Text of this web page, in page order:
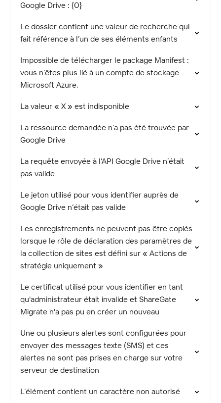
Google Drive : {0}
Le dossier contient une valeur de recherche qui
fait référence à l’un de ses éléments enfants
Impossible de télécharger le package Manifest :
vous n’êtes plus lié à un compte de stockage
Microsoft Azure.
La valeur « X » est indisponible
La ressource demandée n’a pas été trouvée par
Google Drive
La requête envoyée à l’API Google Drive n’était
pas valide
Le jeton utilisé pour vous identifier auprès de
Google Drive n’était pas valide
Les enregistrements ne peuvent pas être copiés
lorsque le rôle de déclaration des paramètres de
la collection de sites est défini sur « Actions de
stratégie uniquement »
Le certificat utilisé pour vous identifier en tant
qu'administrateur était invalide et ShareGate
Migrate n'a pas pu en créer un nouveau
Une ou plusieurs alertes sont configurées pour
envoyer des messages texte (SMS) et ces
alertes ne sont pas prises en charge sur votre
serveur de destination
L’élément contient un caractère non autorisé